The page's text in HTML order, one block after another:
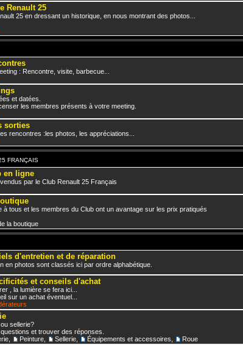
Renault 25
25 en dressant un historique, en nous montrant des photos...
: Rencontre, visite, barbecue...
et datées.
les membres présents à votre meeting.
sorties
rencontres :les photos, les appréciations...
FRANÇAIS
en ligne
par le Club Renault 25 Français
à tous et les membres du Club ont un avantage sur les prix pratiqués
la boutique
d'entretien et de réparation
en photos sont classés ici par ordre alphabétique.
et conseils d'achat
, la lumière se fera ici...
sur un achat éventuel...
sellerie?
et trouver des réponses.
Peinture Sellerie Équipements et accessoires Roue